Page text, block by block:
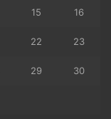
15 16
22 23
29 30